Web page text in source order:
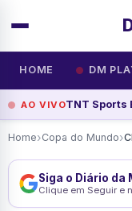
HOME DM
AO VIVOTNT Sports
Home›Copa do Mundo›
Siga o Diário da
Clique em Seguir e